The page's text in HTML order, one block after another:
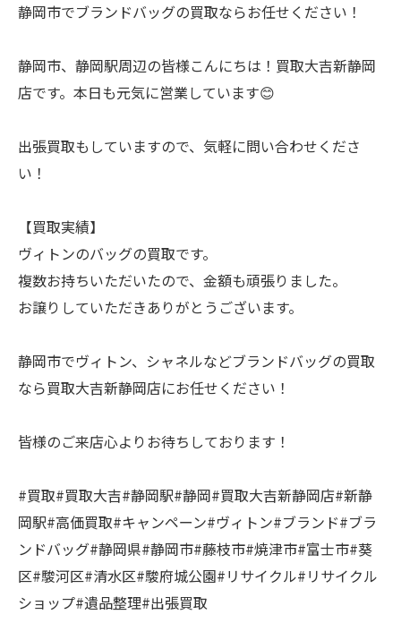
静岡市でブランドバッグの買取ならお任せください！
静岡市、静岡駅周辺の皆様こんにちは！買取大吉新静岡
店です。本日も元気に営業しています😊
出張買取もしていますので、気軽に問い合わせくださ
い！
【買取実績】
ヴィトンのバッグの買取です。
複数お持ちいただいたので、金額も頑張りました。
お譲りしていただきありがとうございます。
静岡市でヴィトン、シャネルなどブランドバッグの買取
なら買取大吉新静岡店にお任せください！
皆様のご来店心よりお待ちしております！
#買取#買取大吉#静岡駅#静岡#買取大吉新静岡店#新静
岡駅#高価買取#キャンペーン#ヴィトン#ブランド#ブラ
ンドバッグ#静岡県#静岡市#藤枝市#焼津市#富士市#葵
区#駿河区#清水区#駿府城公園#リサイクル#リサイクル
ショップ#遺品整理#出張買取